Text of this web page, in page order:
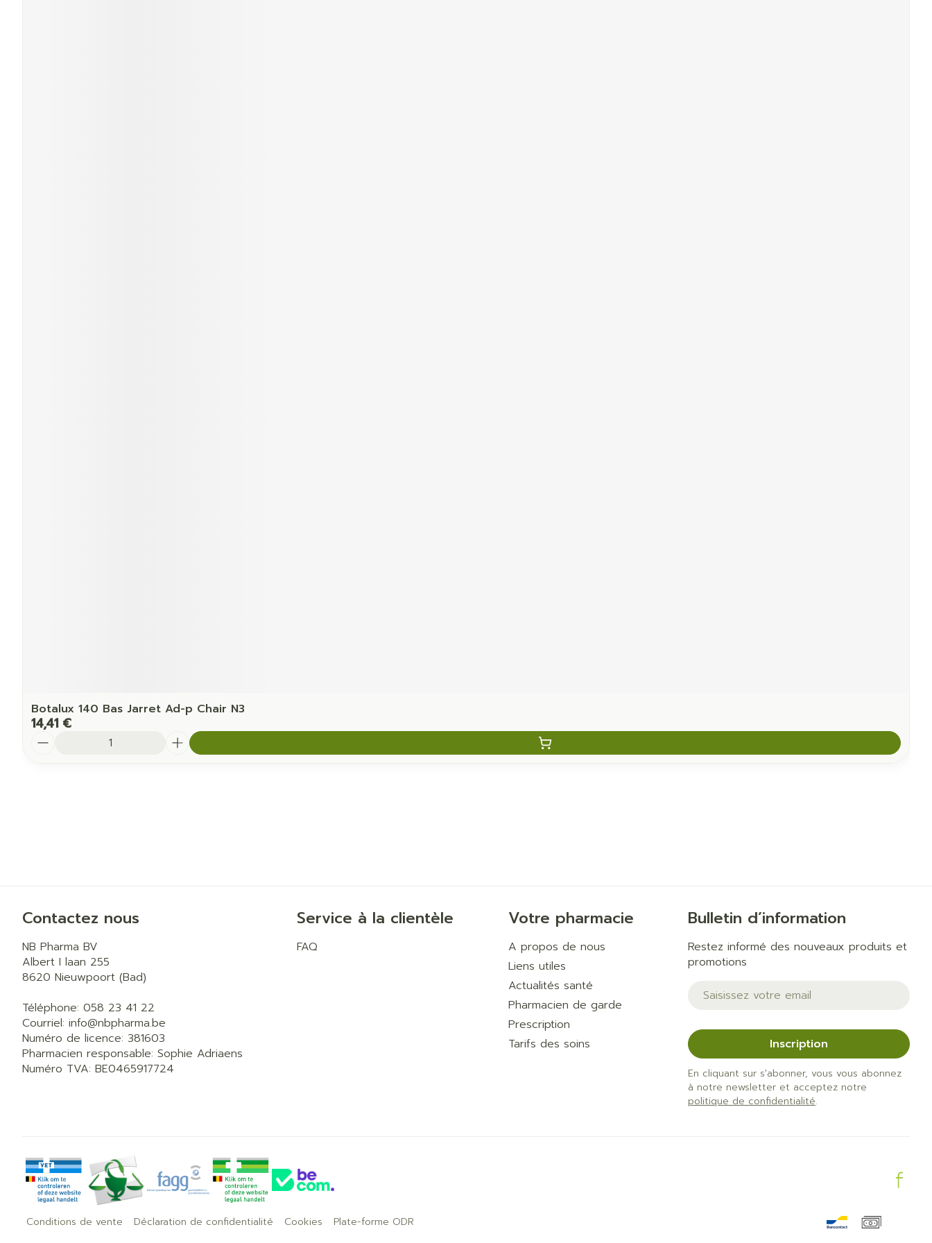
Botalux 140 Bas Jarret Ad-p Chair N3
14,41 €
Contactez nous
NB Pharma BV
Albert I laan 255
8620 Nieuwpoort (Bad)
Téléphone: 058 23 41 22
Courriel: info@nbpharma.be
Numéro de licence: 381603
Pharmacien responsable: Sophie Adriaens
Numéro TVA: BE0465917724
Service à la clientèle
FAQ
Votre pharmacie
A propos de nous
Liens utiles
Actualités santé
Pharmacien de garde
Prescription
Tarifs des soins
Bulletin d’information
Restez informé des nouveaux produits et
promotions
Adresse mail
Inscription
En cliquant sur s'abonner, vous vous abonnez
à notre newsletter et acceptez notre
politique de confidentialité.
Conditions de vente Déclaration de confidentialité Cookies Plate-forme ODR